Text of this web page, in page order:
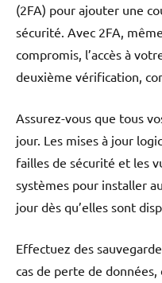
(2FA) pour ajouter une
sécurité. Avec 2FA,
compromis, l’accès à
deuxième vérification,
Assurez-vous que tous
jour. Les mises à jour
failles de sécurité et les
systèmes pour installer
jour dès qu’elles sont
Effectuez des
cas de perte de données,